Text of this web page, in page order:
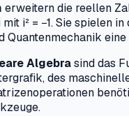
erweitern die reellen
i² = −1. Sie spielen in
Quantenmechanik
Algebrasind das
des